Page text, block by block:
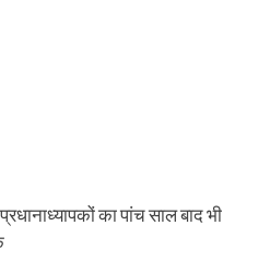
का पांच साल बाद भी